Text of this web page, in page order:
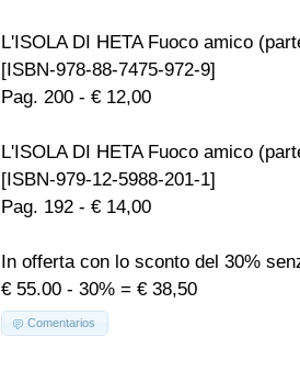
L'ISOLA DI HETA Fuoco amico
[ISBN-978-88-7475-972-9]
Pag. 200 - € 12,00
L'ISOLA DI HETA Fuoco amico
[ISBN-979-12-5988-201-1]
Pag. 192 - € 14,00
In offerta con lo sconto del 30%
€ 55.00 - 30% = € 38,50
Comentarios